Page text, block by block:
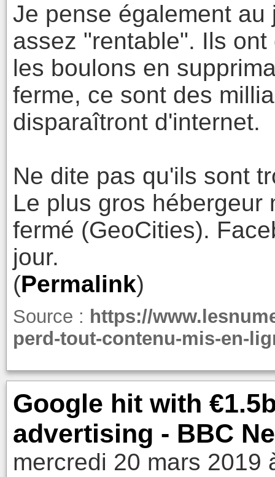
Je pense également
assez "rentable". Ils
les boulons en
ferme, ce sont des
disparaîtront d'internet.
Ne dite pas qu'ils sont
Le plus gros hébergeur
fermé (GeoCities).
jour.
(Permalink)
Source : https://
perd-tout-contenu-mis-en-
Google hit with
advertising - BBC
mercredi 20 mars 2019